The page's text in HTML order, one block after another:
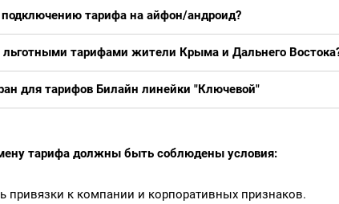
подключению тарифа на айфон/андроид?
льготными тарифами жители Крыма и Дальнего
для тарифов Билайн линейки "Ключевой"
тарифа должны быть соблюдены условия:
привязки к компании и корпоративных признаков.